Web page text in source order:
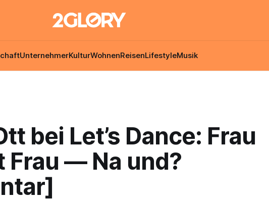
UnternehmerKulturWohnenReisenLifestyleMusik
bei Let’s Dance: Frau
Frau — Na und?